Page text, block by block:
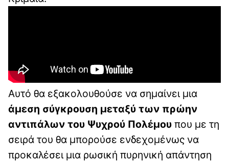
Αυτό θα εξακολουθούσε να σημαίνει μια
άμεση σύγκρουση μεταξύ των πρώην
αντιπάλων του Ψυχρού Πολέμου που με τη
σειρά του θα μπορούσε ενδεχομένως να
προκαλέσει μια ρωσική πυρηνική απάντηση